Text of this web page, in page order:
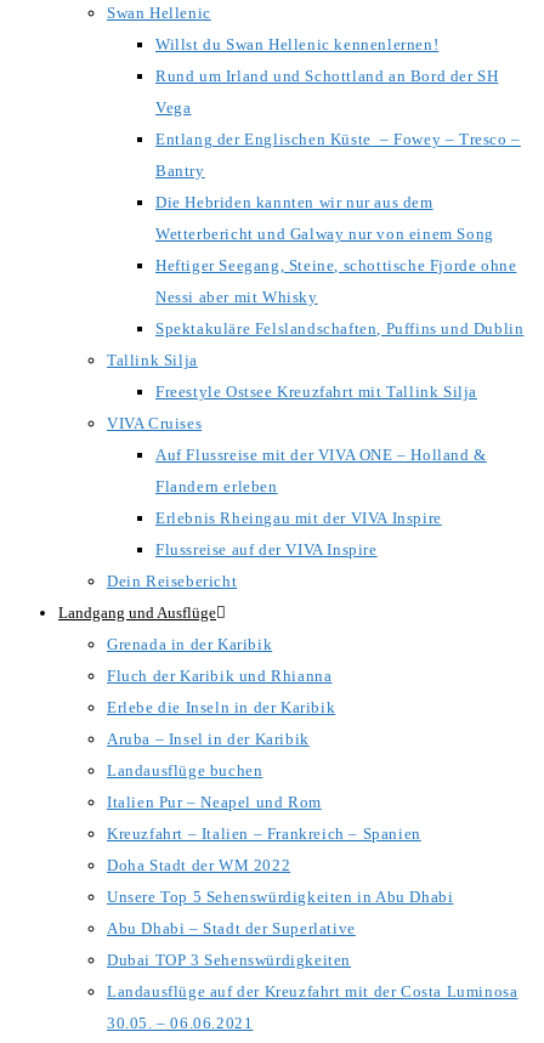
Swan Hellenic
Willst du Swan Hellenic kennenlernen!
Rund um Irland und Schottland an Bord der SH
Vega
Entlang der Englischen Küste – Fowey – Tresco –
Bantry
Die Hebriden kannten wir nur aus dem
Wetterbericht und Galway nur von einem Song
Heftiger Seegang, Steine, schottische Fjorde ohne
Nessi aber mit Whisky
Spektakuläre Felslandschaften, Puffins und Dublin
Tallink Silja
Freestyle Ostsee Kreuzfahrt mit Tallink Silja
VIVA Cruises
Auf Flussreise mit der VIVA ONE – Holland &
Flandern erleben
Erlebnis Rheingau mit der VIVA Inspire
Flussreise auf der VIVA Inspire
Dein Reisebericht
Landgang und Ausflüge
Grenada in der Karibik
Fluch der Karibik und Rhianna
Erlebe die Inseln in der Karibik
Aruba – Insel in der Karibik
Landausflüge buchen
Italien Pur – Neapel und Rom
Kreuzfahrt – Italien – Frankreich – Spanien
Doha Stadt der WM 2022
Unsere Top 5 Sehenswürdigkeiten in Abu Dhabi
Abu Dhabi – Stadt der Superlative
Dubai TOP 3 Sehenswürdigkeiten
Landausflüge auf der Kreuzfahrt mit der Costa Luminosa
30.05. – 06.06.2021